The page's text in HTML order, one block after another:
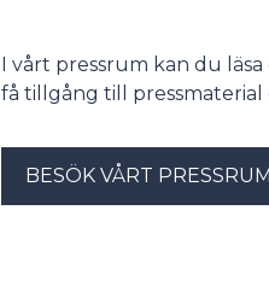
I vårt pressrum kan du
få tillgång till
BESÖK VÅRT PRESSRUM